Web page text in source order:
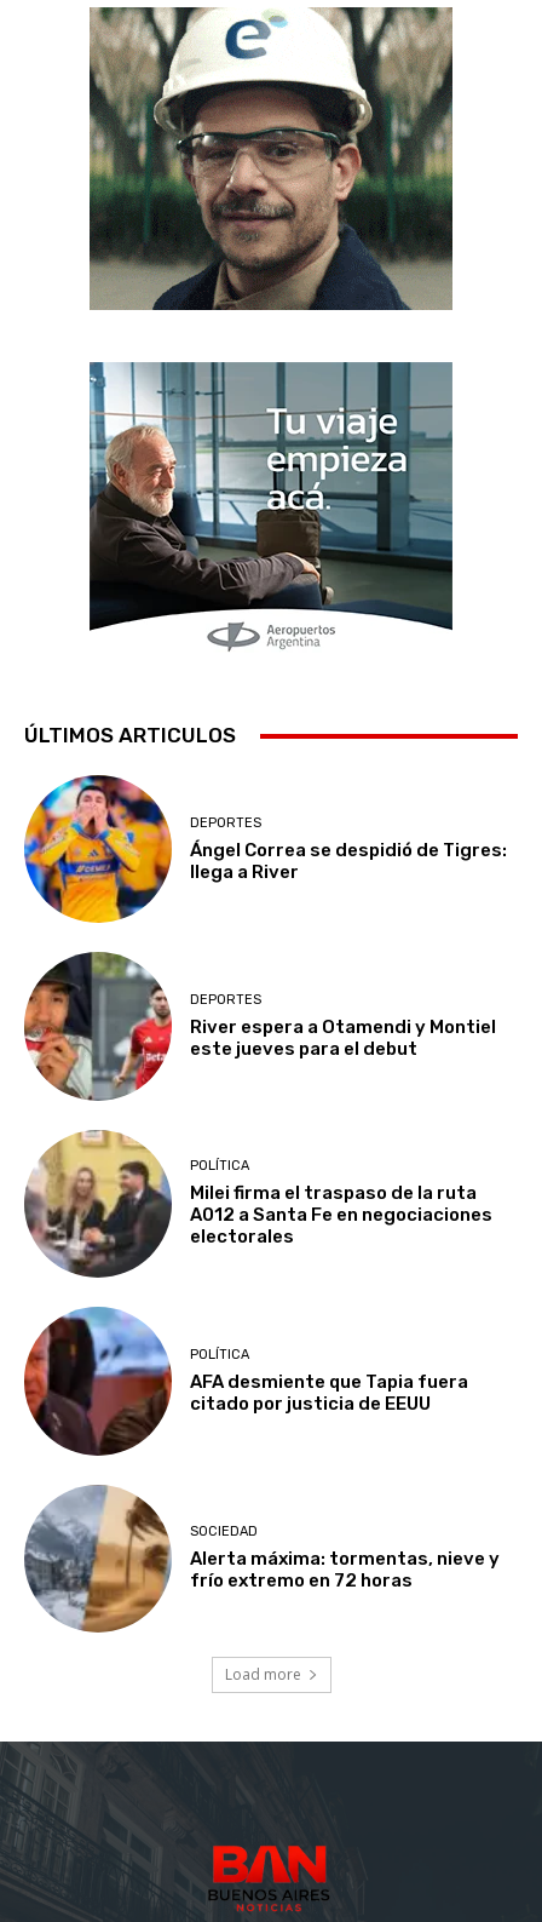
ÚLTIMOS ARTICULOS
DEPORTES
Ángel Correa se despidió de Tigres:
llega a River
DEPORTES
River espera a Otamendi y Montiel
este jueves para el debut
POLÍTICA
Milei firma el traspaso de la ruta
A012 a Santa Fe en negociaciones
electorales
POLÍTICA
AFA desmiente que Tapia fuera
citado por justicia de EEUU
SOCIEDAD
Alerta máxima: tormentas, nieve y
frío extremo en 72 horas
Load more